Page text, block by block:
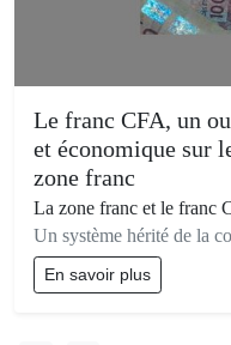
Le franc CFA, un
et économique sur
zone franc
La zone franc et le franc
Un système hérité de la
En savoir plus